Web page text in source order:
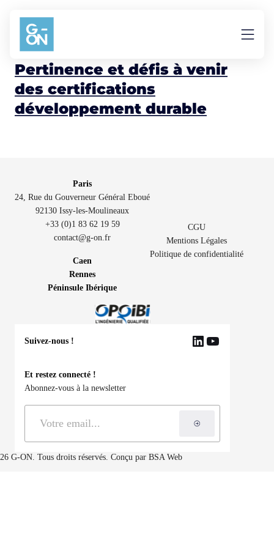
Aller au contenu
essor
Pertinence et défis à venir
des certifications
développement durable
Paris
24, Rue du Gouverneur Général Eboué
92130 Issy-les-Moulineaux
+33 (0)1 83 62 19 59
contact@g-on.fr
Caen
Rennes
Péninsule Ibérique
G-ON. Tous droits réservés. Conçu par BSA Web
CGU
Mentions Légales
Politique de confidentialité
Suivez-nous ! LinkedIn
YouTube
Et restez connecté !
Abonnez-vous à la newsletter
S'inscrire à la